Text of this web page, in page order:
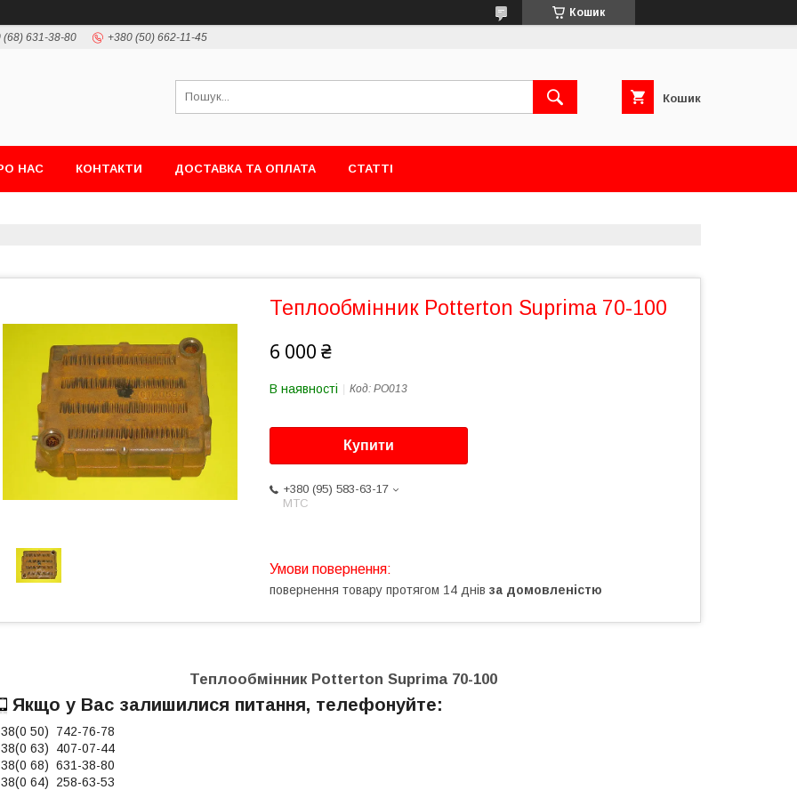
Кошик
(68) 631-38-80 +380 (50) 662-11-45
Кошик
НАС КОНТАКТИ ДОСТАВКА ТА ОПЛАТА СТАТТІ
Теплообмінник Potterton Suprima 70-100
6 000 ₴
В наявності Код: PO013
Купити
+380 (95) 583-63-17
МТС
повернення товару протягом 14 днів за домовленістю
Теплообмінник Potterton Suprima 70-100
Якщо у Вас залишилися питання, телефонуйте:
50) 742-76-78
63) 407-07-44
68) 631-38-80
64) 258-63-53